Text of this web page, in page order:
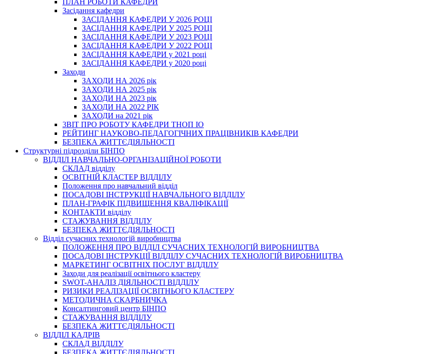
ПЛАН РОБОТИ КАФЕДРИ
Засідання кафедри
ЗАСІДАННЯ КАФЕДРИ У 2026 РОЦІ
ЗАСІДАННЯ КАФЕДРИ У 2025 РОЦІ
ЗАСІДАННЯ КАФЕДРИ У 2023 РОЦІ
ЗАСІДАННЯ КАФЕДРИ У 2022 РОЦІ
ЗАСІДАННЯ КАФЕДРИ у 2021 році
ЗАСІДАННЯ КАФЕДРИ у 2020 році
Заходи
ЗАХОДИ НА 2026 рік
ЗАХОДИ НА 2025 рік
ЗАХОДИ НА 2023 рік
ЗАХОДИ НА 2022 РІК
ЗАХОДИ на 2021 рік
3BIT ПРО РОБОТУ КАФЕДРИ ТНОП ІО
РЕЙТИНГ НАУКОВО-ПЕДАГОГІЧНИХ ПРАЦІВНИКІВ КАФЕДРИ
БЕЗПЕКА ЖИТТЄДІЯЛЬНОСТІ
Структурні підрозділи БІНПО
ВІДДІЛ НАВЧАЛЬНО-ОРГАНІЗАЦІЙНОЇ РОБОТИ
СКЛАД відділу
ОСВІТНІЙ КЛАСТЕР ВІДДІЛУ
Положення про навчальний вiддiл
ПОСАДОВІ ІНСТРУКЦІЇ НАВЧАЛЬНОГО ВІДДІЛУ
ПЛАН-ГРАФІК ПІДВИЩЕННЯ КВАЛІФІКАЦІЇ
КОНТАКТИ відділу
СТАЖУВАННЯ ВІДДІЛУ
БЕЗПЕКА ЖИТТЄДІЯЛЬНОСТІ
Відділ сучасних технологій виробництва
ПОЛОЖЕННЯ ПРО ВІДДІЛ СУЧАСНИХ ТЕХНОЛОГІЙ ВИРОБНИЦТВА
ПОСАДОВІ ІНСТРУКЦІЇ ВІДДІЛУ СУЧАСНИХ ТЕХНОЛОГІЙ ВИРОБНИЦТВА
МАРКЕТИНГ ОСВІТНІХ ПОСЛУГ ВІДДІЛУ
Заходи для реалізації освітнього кластеру
SWOT-АНАЛІЗ ДІЯЛЬНОСТІ ВІДДІЛУ
РИЗИКИ РЕАЛІЗАЦІЇ ОСВІТНЬОГО КЛАСТЕРУ
МЕТОДИЧНА СКАРБНИЧКА
Консалтинговий центр БІНПО
СТАЖУВАННЯ ВІДДІЛУ
БЕЗПЕКА ЖИТТЄДІЯЛЬНОСТІ
ВІДДІЛ КАДРІВ
СКЛАД ВІДДІЛУ
БЕЗПЕКА ЖИТТЄДІЯЛЬНОСТІ